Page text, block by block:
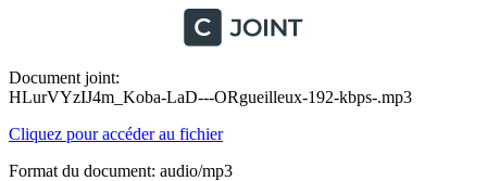
Document joint:
HLurVYzIJ4m_Koba-LaD---ORgueilleux-192-kbps-.mp3
Cliquez pour accéder au fichier
Format du document: audio/mp3